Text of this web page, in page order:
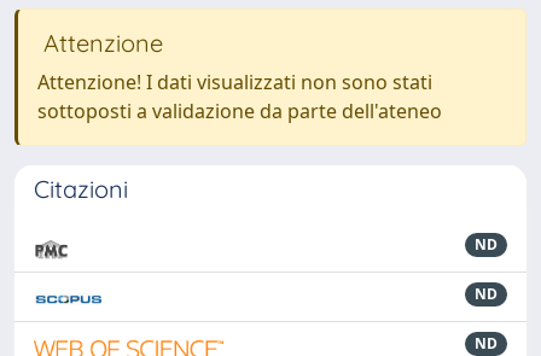
Attenzione
Attenzione! I dati visualizzati non sono stati
sottoposti a validazione da parte dell'ateneo
Citazioni
ND
ND
ND